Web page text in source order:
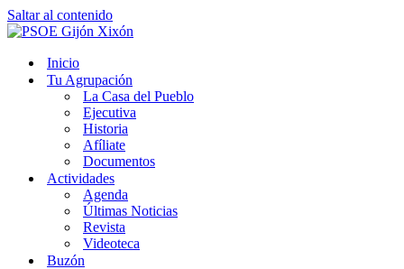
Saltar al contenido
Inicio
Tu Agrupación
La Casa del Pueblo
Ejecutiva
Historia
Afíliate
Documentos
Actividades
Agenda
Últimas Noticias
Revista
Videoteca
Buzón